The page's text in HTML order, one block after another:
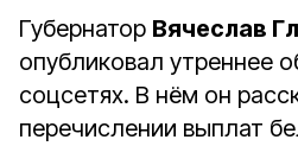
Губернатор Вячеслав
опубликовал утреннее
соцсетях. В нём он
перечислении выплат